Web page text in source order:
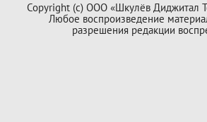
Copyright (с) ООО «Шкулёв Диджитал
Любое воспроизведение
разрешения редакции